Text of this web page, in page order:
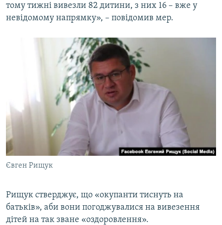
тому тижні вивезли 82 дитини, з них 16 – вже у
невідомому напрямку», – повідомив мер.
Євген Рищук
Рищук стверджує, що «окупанти тиснуть на
батьків», аби вони погоджувалися на вивезення
дітей на так зване «оздоровлення».